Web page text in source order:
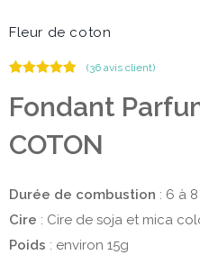
Fleur de coton
sur 5
basé sur
client
(36avis client)
Fondant
COTON
Durée de combustion : 6 à
Cire : Cire de soja et mica
Poids : environ 15g